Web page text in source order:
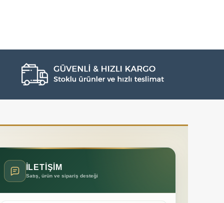
İLETİŞİM
Satış, ürün ve sipariş desteği